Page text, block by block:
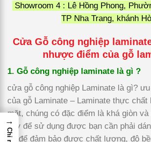
Showroom 4 : Lê Hồng Phong,
TP Nha Trang, khánh
Cửa Gỗ công nghiệp
nhược điểm của gỗ
1. Gỗ công nghiệp laminate là gì ?
cửa gỗ công nghiệp Laminate là gì?
của gỗ Laminate – Laminate thực chất
mặt, chúng có đặc điểm là khá giòn
vậy để sử dụng được bạn cần phải
gỗ để đảm bảo được chất lượng, độ
→